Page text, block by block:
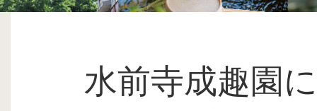
水前寺成趣園